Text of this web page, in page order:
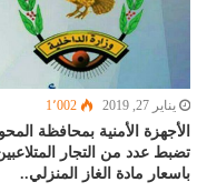
يناير 27, 2019 1٬002
الأجهزة الأمنية بمحافظة
تضبط عدد من التجار
باسعار مادة الغاز المنزلي..